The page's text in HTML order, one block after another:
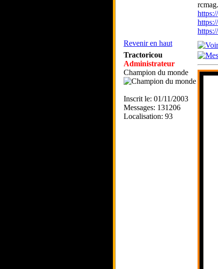
Revenir en haut
Tractoricou
Administrateur
Champion du monde
Inscrit le: 01/11/2003
Messages: 131206
Localisation: 93